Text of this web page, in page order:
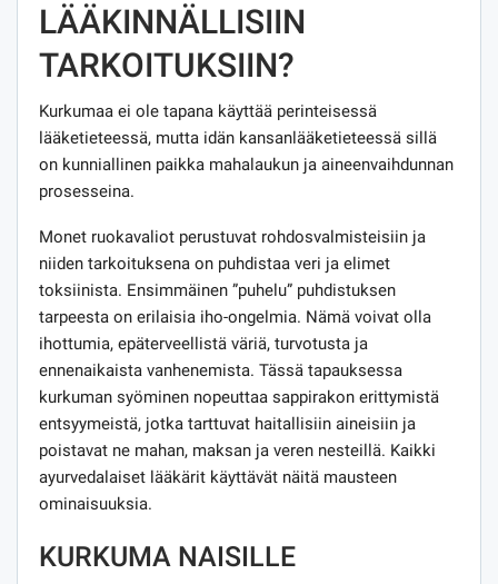
LÄÄKINNÄLLISIIN
TARKOITUKSIIN?
Kurkumaa ei ole tapana käyttää perinteisessä
lääketieteessä, mutta idän kansanlääketieteessä sillä
on kunniallinen paikka mahalaukun ja aineenvaihdunnan
prosesseina.
Monet ruokavaliot perustuvat rohdosvalmisteisiin ja
niiden tarkoituksena on puhdistaa veri ja elimet
toksiinista. Ensimmäinen ”puhelu” puhdistuksen
tarpeesta on erilaisia ​​iho-ongelmia. Nämä voivat olla
ihottumia, epäterveellistä väriä, turvotusta ja
ennenaikaista vanhenemista. Tässä tapauksessa
kurkuman syöminen nopeuttaa sappirakon erittymistä
entsyymeistä, jotka tarttuvat haitallisiin aineisiin ja
poistavat ne mahan, maksan ja veren nesteillä. Kaikki
ayurvedalaiset lääkärit käyttävät näitä mausteen
ominaisuuksia.
KURKUMA NAISILLE